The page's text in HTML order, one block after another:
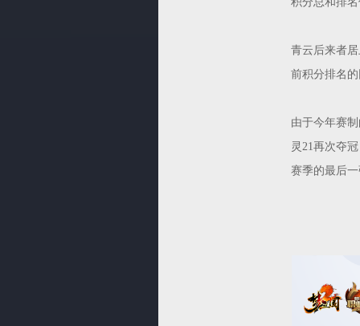
青云后来者
前积分排名
由于今年赛
灵21再次夺
赛季的最后